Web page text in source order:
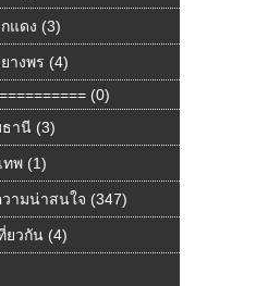
แดง (3)
างพร (4)
(0)
านี (3)
ทพ (1)
ามน่าสนใจ (347)
ยวกัน (4)